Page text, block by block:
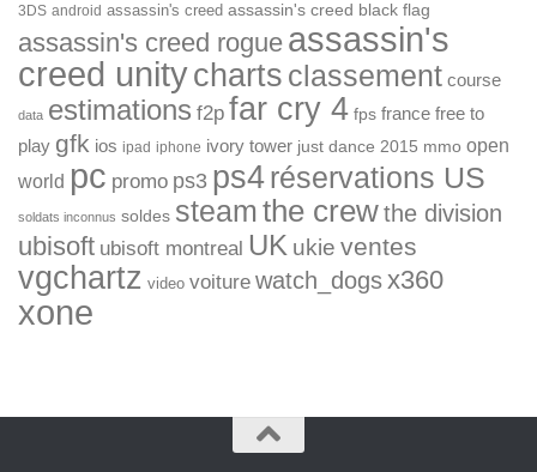
3DS android assassin's creed assassin's creed black flag
assassin's creed rogue assassin's
creed unitycharts classement course
data estimations f2p far cry 4 fps france free to
play gfk ios ipad iphone ivory tower just dance 2015 mmo open
world pc promo ps3 ps4réservations US
soldats inconnus soldes steamthe crewthe division
ubisoft ubisoft montreal UK ukie ventes
vgchartz video voiture watch_dogsx360
xone